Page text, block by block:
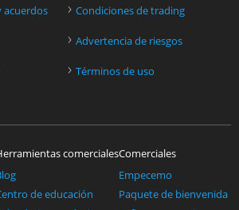
acuerdos › Condiciones de trading
› Advertencia de riesgos
› Términos de uso
comerciales
de educación
Comerciales
Empecemo
Paquete de bienvenida